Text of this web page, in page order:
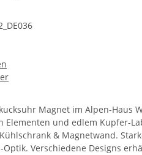
Magnet im Alpen-Haus
und edlem Kupfer-
& Magnetwand.
Optik. Verschiedene Designs